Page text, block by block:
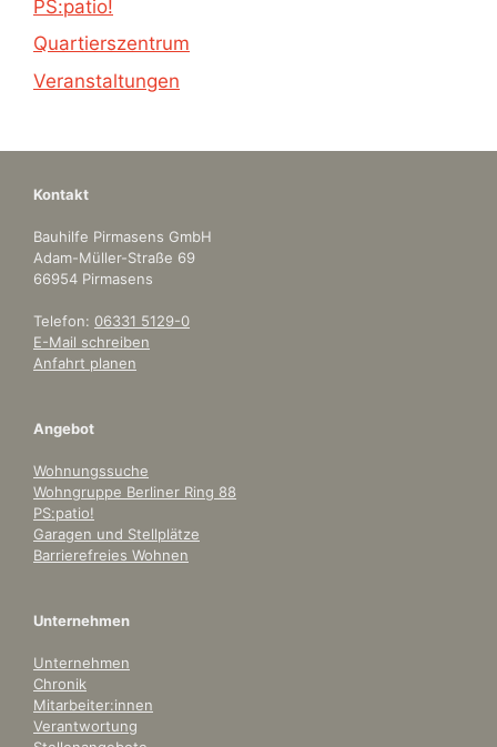
PS:patio!
Quartierszentrum
Veranstaltungen
Kontakt
Bauhilfe Pirmasens GmbH
Adam-Müller-Straße 69
66954 Pirmasens
Telefon: 06331 5129-0
E-Mail schreiben
Anfahrt planen
Angebot
Wohnungssuche
Wohngruppe Berliner Ring 88
PS:patio!
Garagen und Stellplätze
Barrierefreies Wohnen
Unternehmen
Unternehmen
Chronik
Mitarbeiter:innen
Verantwortung